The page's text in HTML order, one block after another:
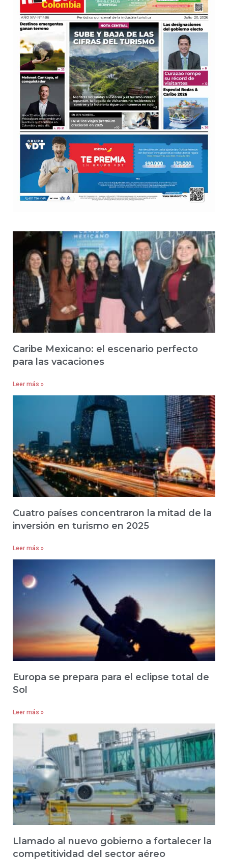
Caribe Mexicano: el escenario perfecto
para las vacaciones
Leer más »
Cuatro países concentraron la mitad de la
inversión en turismo en 2025
Leer más »
Europa se prepara para el eclipse total de
Sol
Leer más »
Llamado al nuevo gobierno a fortalecer la
competitividad del sector aéreo